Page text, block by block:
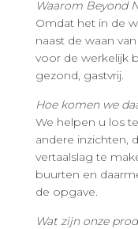
Waarom Beyond
Omdat het in de
naast de waan
voor de werkelijk
gezond, gastvrij.
Hoe komen we
We helpen u los
andere inzichten,
vertaalslag te
buurten en
de opgave.
Wat zijn onze